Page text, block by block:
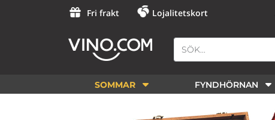
Fri frakt Lojalitetskort
SOMMAR FYNDHÖRNAN